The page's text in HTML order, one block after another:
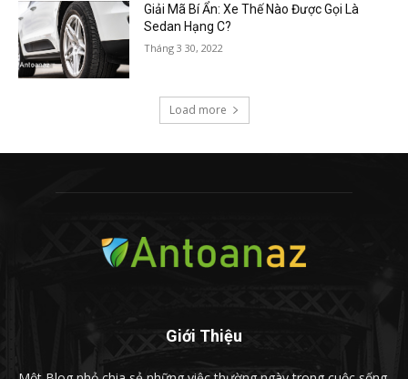
Giải Mã Bí Ẩn: Xe Thế Nào Được Gọi Là
Sedan Hạng C?
Tháng 3 30, 2022
Load more
Giới Thiệu